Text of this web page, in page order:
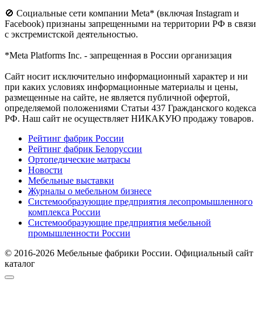
🚫 Социальные сети компании Meta* (включая Instagram и
Facebook) признаны запрещенными на территории РФ в связи
с экстремистской деятельностью.
*Meta Platforms Inc. - запрещенная в России организация
Cайт носит исключительно информационный характер и ни
при каких условиях информационные материалы и цены,
размещенные на сайте, не является публичной офертой,
определяемой положениями Статьи 437 Гражданского кодекса
РФ. Наш сайт не осуществляет НИКАКУЮ продажу товаров.
Рейтинг фабрик России
Рейтинг фабрик Белоруссии
Ортопедические матрасы
Новости
Мебельные выставки
Журналы о мебельном бизнесе
Системообразующие предприятия лесопромышленного
комплекса России
Системообразующие предприятия мебельной
промышленности России
© 2016-2026 Мебельные фабрики России. Официальный сайт
каталог